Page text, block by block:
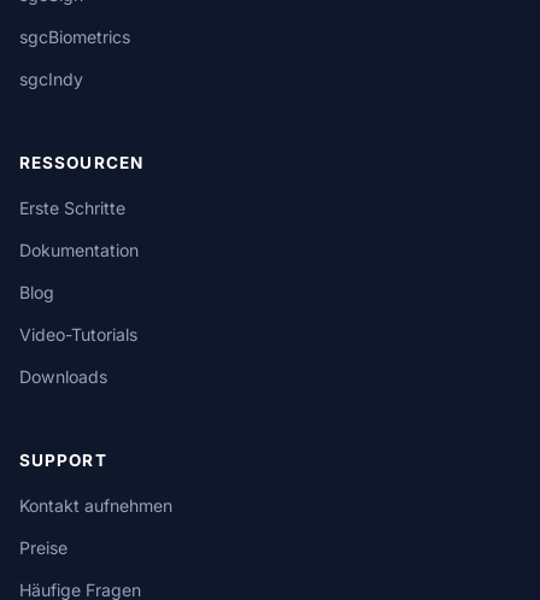
sgcBiometrics
sgcIndy
RESSOURCEN
Erste Schritte
Dokumentation
Blog
Video-Tutorials
Downloads
SUPPORT
Kontakt aufnehmen
Preise
Häufige Fragen